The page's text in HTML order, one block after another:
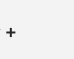
+